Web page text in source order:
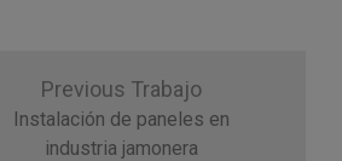
Previous Trabajo
Instalación de paneles en
industria jamonera